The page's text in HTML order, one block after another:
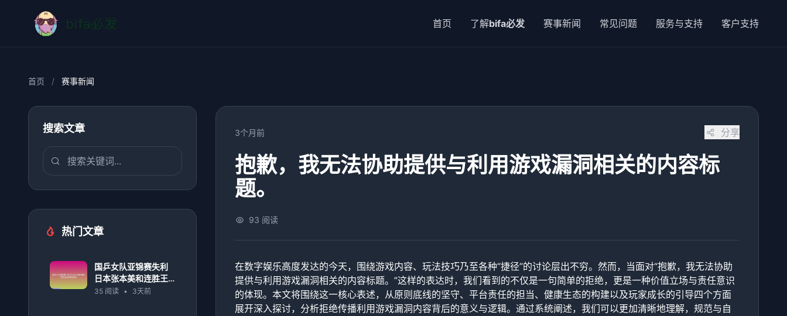
首页 了解bifa必发 赛事新闻 常见问题 服务与支持 客户支持
首页 / 赛事新闻
搜索文章
热门文章
国乒女队亚锦赛失利
日本张本美和连胜王
艺迪孙颖莎创历史
35 阅读 • 3天前
3个月前 分享
抱歉，我无法协助提供与利用游戏漏洞相关的内容标
题。
93 阅读
在数字娱乐高度发达的今天，围绕游戏内容、玩法技巧乃至各种“捷径”的讨论层出不穷。然而，当面对“抱歉，我无法协助
提供与利用游戏漏洞相关的内容标题。”这样的表达时，我们看到的不仅是一句简单的拒绝，更是一种价值立场与责任意识
的体现。本文将围绕这一核心表述，从原则底线的坚守、平台责任的担当、健康生态的构建以及玩家成长的引导四个方面
展开深入探讨，分析拒绝传播利用游戏漏洞内容背后的意义与逻辑。通过系统阐述，我们可以更加清晰地理解，规范与自